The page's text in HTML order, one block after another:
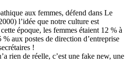
aux femmes, défend dans Le
l’idée que notre culture est
époque, les femmes étaient 12 % à
aux postes de direction d’entreprise
!
rien de réelle, c’est une fake new, une